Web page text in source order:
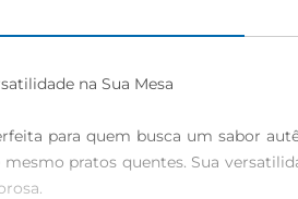
na Sua Mesa
para quem busca um sabor
pratos quentes. Sua